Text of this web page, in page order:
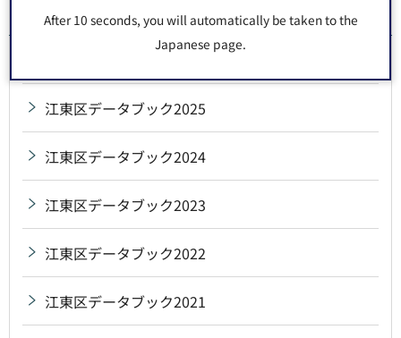
After 10 seconds, you will automatically be taken to the
Japanese page.
江東区データブック
江東区データブック2025
江東区データブック2024
江東区データブック2023
江東区データブック2022
江東区データブック2021